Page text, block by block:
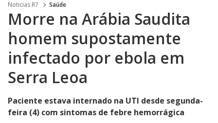
Noticias R7 Saúde
Morre na Arábia Saudita
homem supostamente
infectado por ebola em
Serra Leoa
Paciente estava internado na UTI desde segunda-
feira (4) com sintomas de febre hemorrágica